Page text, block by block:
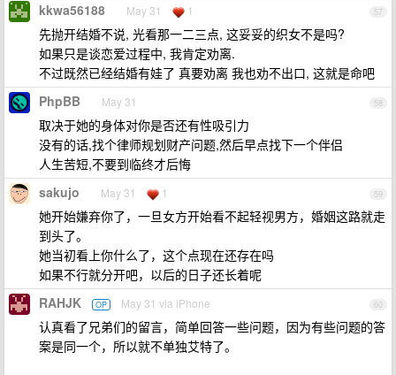
57
kkwa56188 May 31 1
先抛开结婚不说, 光看那一二三点, 这妥妥的织女不是吗?
如果只是谈恋爱过程中, 我肯定劝离.
不过既然已经结婚有娃了 真要劝离 我也劝不出口, 这就是命吧
58
PhpBB May 31
取决于她的身体对你是否还有性吸引力
没有的话,找个律师规划财产问题,然后早点找下一个伴侣
人生苦短,不要到临终才后悔
59
sakujo May 31 1
她开始嫌弃你了，一旦女方开始看不起轻视男方，婚姻这路就走
到头了。
她当初看上你什么了，这个点现在还存在吗
如果不行就分开吧，以后的日子还长着呢
60
RAHJK OP May 31 via iPhone
认真看了兄弟们的留言，简单回答一些问题，因为有些问题的答
案是同一个，所以就不单独艾特了。